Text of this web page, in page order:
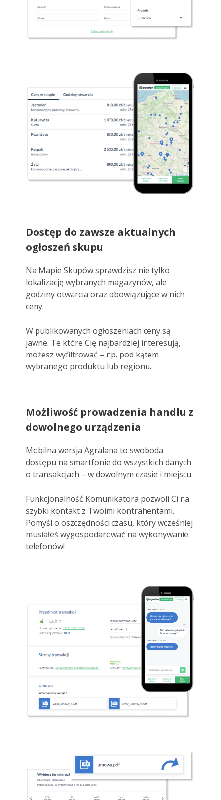
Dostęp do zawsze aktualnych
ogłoszeń skupu
Na Mapie Skupów sprawdzisz nie tylko
lokalizację wybranych magazynów, ale
godziny otwarcia oraz obowiązujące w nich
ceny.
W publikowanych ogłoszeniach ceny są
jawne. Te które Cię najbardziej interesują,
możesz wyfiltrować – np. pod kątem
wybranego produktu lub regionu.
Możliwość prowadzenia handlu z
dowolnego urządzenia
Mobilna wersja Agralana to swoboda
dostępu na smartfonie do wszystkich danych
o transakcjach – w dowolnym czasie i miejscu.
Funkcjonalność Komunikatora pozwoli Ci na
szybki kontakt z Twoimi kontrahentami.
Pomyśl o oszczędności czasu, który wcześniej
musiałeś wygospodarować na wykonywanie
telefonów!